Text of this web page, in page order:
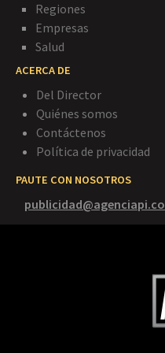
Regiones
Empresas
Salud
ACERCA DE
Del Director
Quiénes somos
Contáctenos
Política de privacidad
PAUTE CON NOSOTROS
publicidad@agenciapi.co